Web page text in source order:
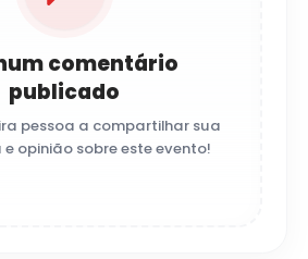
comentário
publicado
pessoa a compartilhar sua
e opinião sobre este evento!